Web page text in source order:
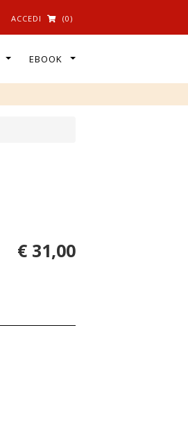
ACCEDI (0)
EBOOK
€ 31,00